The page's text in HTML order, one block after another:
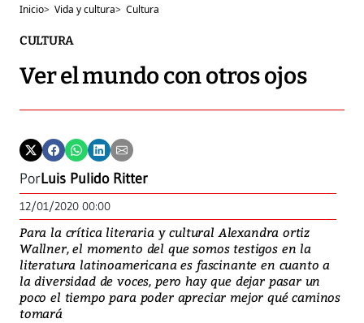
Inicio> Vida y cultura> Cultura
CULTURA
Ver el mundo con otros ojos
PorLuis Pulido Ritter
12/01/2020 00:00
Para la crítica literaria y cultural Alexandra ortiz
Wallner, el momento del que somos testigos en la
literatura latinoamericana es fascinante en cuanto a
la diversidad de voces, pero hay que dejar pasar un
poco el tiempo para poder apreciar mejor qué caminos
tomará